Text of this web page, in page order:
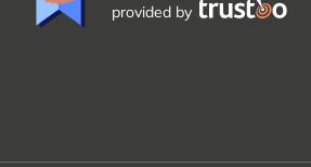
provided by